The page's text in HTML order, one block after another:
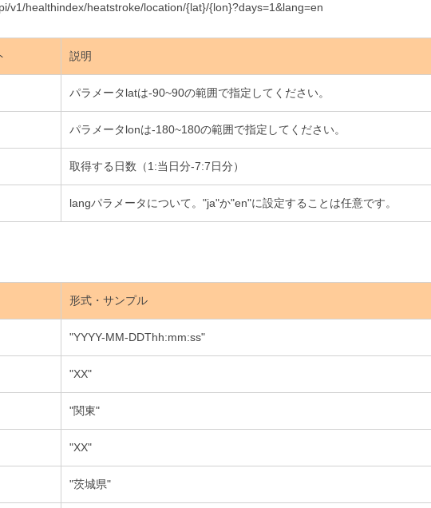
v1/healthindex/heatstroke/location/{lat}/{lon}?days=1&lang=en
説明
パラメータlatは-90~90の範囲で指定してください。
パラメータlonは-180~180の範囲で指定してください。
取得する日数（1:当日分-7:7日分）
langパラメータについて。"ja"か"en"に設定することは任意です。
形式・サンプル
"YYYY-MM-DDThh:mm:ss"
"XX"
"関東"
"XX"
"茨城県"